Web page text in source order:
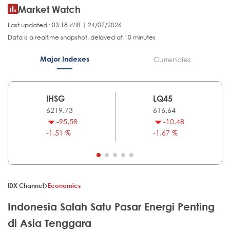
Market Watch
Last updated : 03.18 WIB | 24/07/2026
Data is a realtime snapshot, delayed at 10 minutes
Major Indexes Currencies
IHSG
6219.73
-95.58
-1.51 %
LQ45
616.64
-10.48
-1.67 %
IDX Channel Economics
Indonesia Salah Satu Pasar Energi Penting
di Asia Tenggara